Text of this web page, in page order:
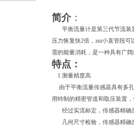
简介：
平衡流量计是第三代节流装
压力恢复快2倍，zui小直管段
需的能量消耗，是一种具有广
特点：
1.测量精度高
由于平衡流量传感器具有多
用特制的精密管道和取压装置
经过实流标定，传感器精确
几何尺寸检验，传感器精确